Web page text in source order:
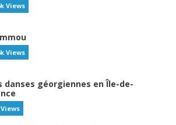
Views
Views
danses géorgiennes en Île-de-